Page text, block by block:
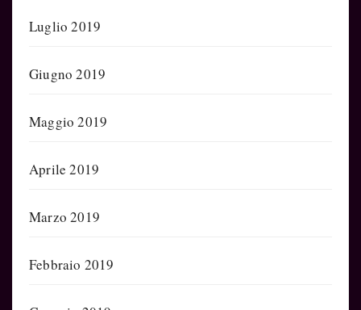
Luglio 2019
Giugno 2019
Maggio 2019
Aprile 2019
Marzo 2019
Febbraio 2019